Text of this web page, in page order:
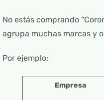
No estás comprando
agrupa muchas marcas y
Por ejemplo:
Empresa